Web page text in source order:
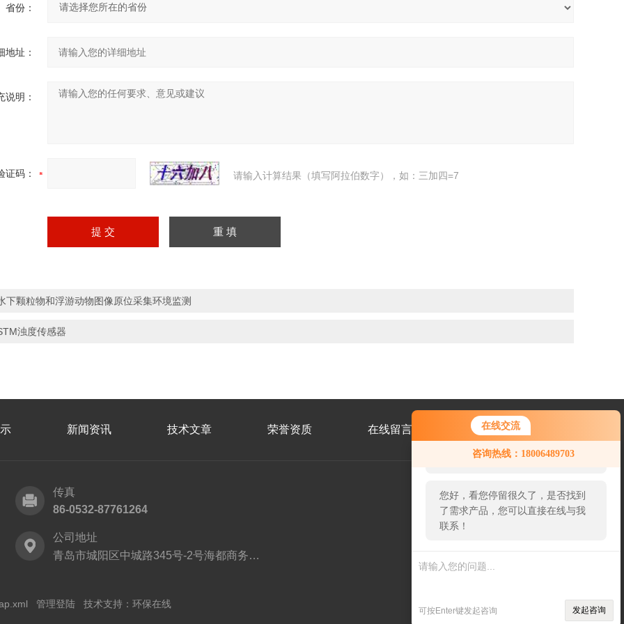
在线交流
咨询热线：18006489703
您好！欢迎前来咨询，很高兴为您
服务，请问您要咨询什么问题呢？
您好，看您停留很久了，是否找到
了需求产品，您可以直接在线与我
联系！
可按Enter键发起咨询 发起咨询
省份：
地址：
说明：
证码： 请输入计算结果（填写阿拉伯数字），如：三加四=7
下颗粒物和浮游动物图像原位采集环境监测
浊度传感器
新闻资讯 技术文章 荣誉资质 在线留言 联系我们
传真
86-0532-87761264
公司地址
青岛市城阳区中城路345号-2号海都商务中心9层
管理登陆 技术支持： 环保在线
公
众
码